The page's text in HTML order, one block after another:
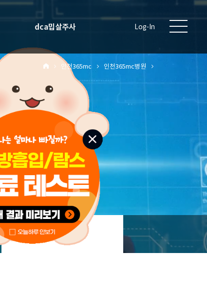
dca밉살주사 Log-In
인천365mc 인천365mc병원
새소식